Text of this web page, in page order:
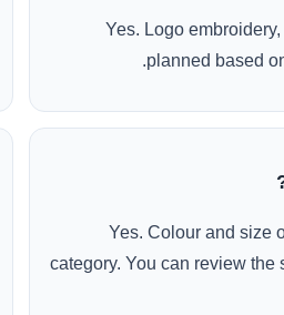
Yes. Logo
planned based
Yes. Colour and size
category. You can review the